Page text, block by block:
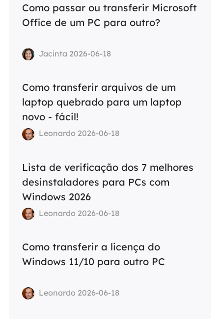
Como passar ou transferir Microsoft
Office de um PC para outro?
Jacinta 2026-06-18
Como transferir arquivos de um
laptop quebrado para um laptop
novo - fácil!
Leonardo 2026-06-18
Lista de verificação dos 7 melhores
desinstaladores para PCs com
Windows 2026
Leonardo 2026-06-18
Como transferir a licença do
Windows 11/10 para outro PC
Leonardo 2026-06-18